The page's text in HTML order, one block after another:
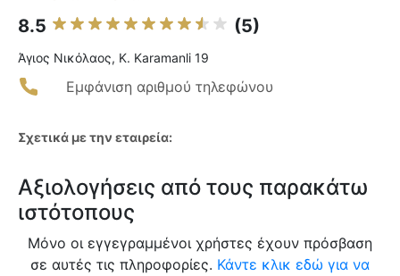
8.5 (5)
Άγιος Νικόλαος, K. Karamanli 19
Εμφάνιση αριθμού τηλεφώνου
Σχετικά με την εταιρεία:
Αξιολογήσεις από τους παρακάτω
ιστότοπους
Μόνο οι εγγεγραμμένοι χρήστες έχουν πρόσβαση
σε αυτές τις πληροφορίες. Κάντε κλικ εδώ για να